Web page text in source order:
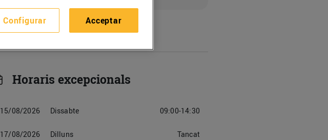
Horaris excepcionals
15/08/2026 Dissabte 09:00-14:30
17/08/2026 Dilluns Tancat
Configurar Acceptar